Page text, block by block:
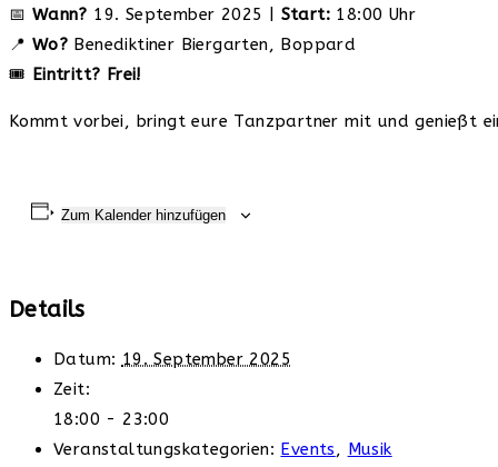
📅 Wann? 19. September 2025 | Start: 18:00 Uhr
📍 Wo? Benediktiner Biergarten, Boppard
🎟️ Eintritt? Frei!
Kommt vorbei, bringt eure Tanzpartner mit und genießt
Zum Kalender hinzufügen
Details
Datum: 19. September 2025
Zeit:
18:00 - 23:00
Veranstaltungskategorien: Events, Musik